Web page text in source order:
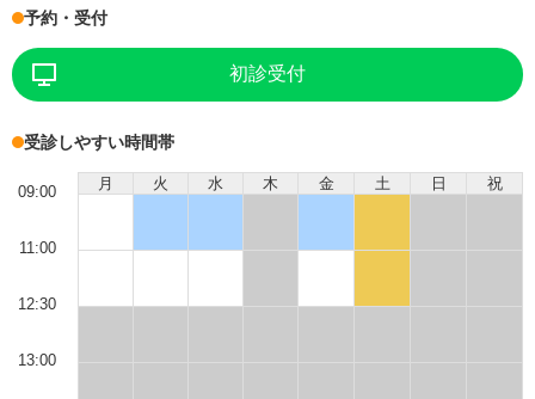
予約・受付
初診受付
受診しやすい時間帯
月 火 水 木 金 土 日 祝
09:00
11:00
12:30
13:00